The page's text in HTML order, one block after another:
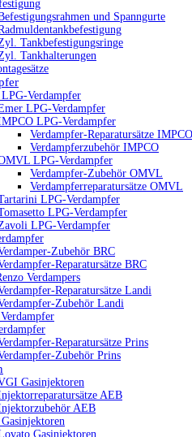
und Spanngurte
Tankbefestigungsringe
Tankhalterungen
Verdampfer
LPG-Verdampfer
LPG-Verdampfer
Verdampfer-Reparatursätze IMPCO
Verdampferzubehör IMPCO
LPG-Verdampfer
Verdampfer-Zubehör OMVL
Verdampferreparatursätze OMVL
LPG-Verdampfer
LPG-Verdampfer
LPG-Verdampfer
Zubehör BRC
Reparatursätze BRC
Verdampers
Reparatursätze Landi
Zubehör Landi
Reparatursätze Prins
Zubehör Prins
Gasinjektoren
AEB
AEB
Gasinjektoren